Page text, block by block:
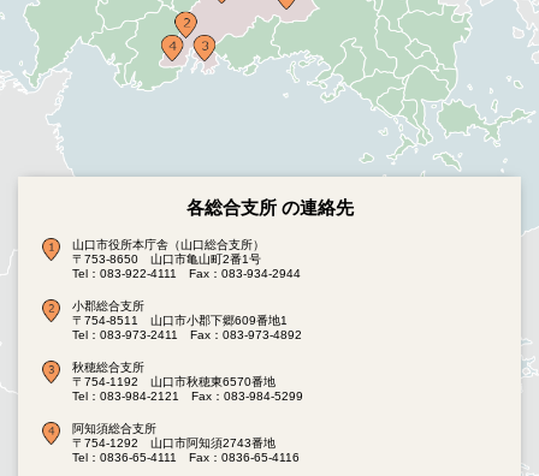
各総合支所 の連絡先
山口市役所本庁舎（山口総合支所）
〒753-8650 山口市亀山町2番1号
Tel：083-922-4111
Fax：083-934-2944
小郡総合支所
〒754-8511 山口市小郡下郷609番地1
Tel：083-973-2411
Fax：083-973-4892
秋穂総合支所
〒754-1192 山口市秋穂東6570番地
Tel：083-984-2121
Fax：083-984-5299
阿知須総合支所
〒754-1292 山口市阿知須2743番地
Tel：0836-65-4111
Fax：0836-65-4116